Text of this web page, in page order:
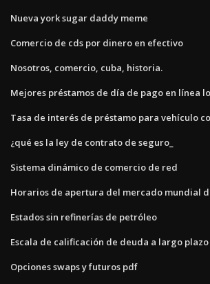
Nueva york sugar daddy meme
Comercio de cds por dinero en efectivo
Nosotros, comercio, cuba, historia.
Mejores préstamos de día de pago en línea
Tasa de interés de préstamo para vehículo
¿qué es la ley de contrato de seguro_
Sistema dinámico de comercio de red
Horarios de apertura del mercado mundial
Estados sin refinerías de petróleo
Escala de calificación de deuda a largo
Opciones swaps y futuros pdf